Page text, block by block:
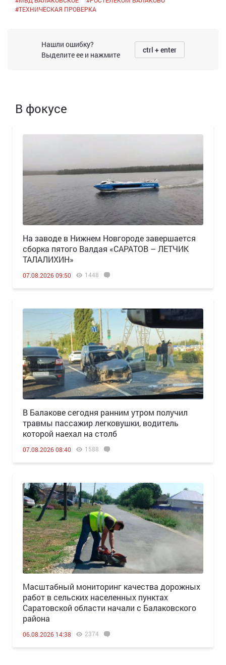
#ТЕХНИЧЕСКАЯ ПРОВЕРКА
Нашли ошибку?
Выделите ее и нажмите
ctrl + enter
В фокусе
Н️а заводе в Нижнем Новгороде завершается
сборка пятого Валдая «САРАТОВ – ЛЕТЧИК
ТАЛАЛИХИН»
07.08.2026 09:50 1448
В Балакове сегодня ранним утром получил
травмы пассажир легковушки, водитель
которой наехал на столб
07.08.2026 08:40 1588
Масштабный мониторинг качества дорожных
работ в сельских населенных пунктах
Саратовской области начали с Балаковского
района
06.08.2026 14:38 2374